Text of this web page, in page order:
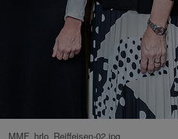
MMF_hrlo_Reiffeisen-02.jpg